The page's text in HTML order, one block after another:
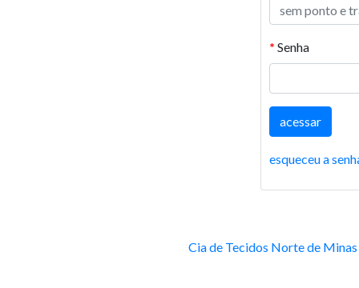
* Senha
esqueceu a
Cia de Tecidos Norte de Minas